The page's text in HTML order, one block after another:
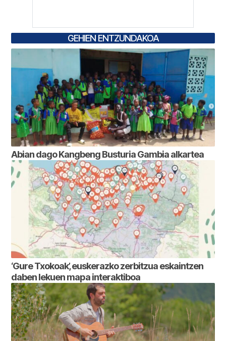
GEHIEN ENTZUNDAKOA
Abian dago Kangbeng Busturia Gambia alkartea
‘Gure Txokoak’, euskerazko zerbitzua eskaintzen
daben lekuen mapa interaktiboa